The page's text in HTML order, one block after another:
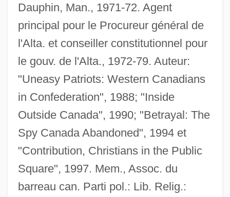
Dauphin, Man., 1971-72. Agent
principal pour le Procureur général de
l'Alta. et conseiller constitutionnel pour
le gouv. de l'Alta., 1972-79. Auteur:
"Uneasy Patriots: Western Canadians
in Confederation", 1988; "Inside
Outside Canada", 1990; "Betrayal: The
Spy Canada Abandoned", 1994 et
"Contribution, Christians in the Public
Square", 1997. Mem., Assoc. du
barreau can. Parti pol.: Lib. Relig.:
Kilgore, Rebecca
Kilgore, Marcia
Kilgore, Evan 1983–
Kilgore, Carrie B. (1838–1908)
Kilgore College: Tabular Data
Kilgore College: Narrative Description